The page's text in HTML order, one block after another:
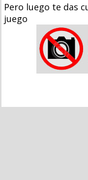
Pero luego te das
juego